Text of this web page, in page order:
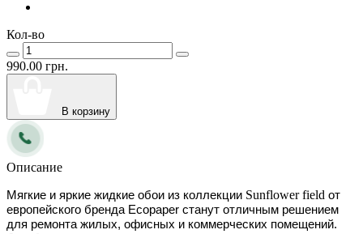
Кол-во
990.00 грн.
В корзину
Описание
Мягкие и яркие жидкие обои из коллекции Sunflower field от
европейского бренда Ecopaper станут отличным решением
для ремонта жилых, офисных и коммерческих помещений.